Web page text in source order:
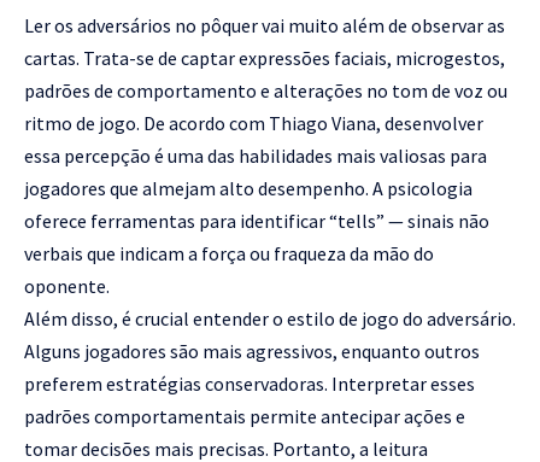
Ler os adversários no pôquer vai muito além de observar as
cartas. Trata-se de captar expressões faciais, microgestos,
padrões de comportamento e alterações no tom de voz ou
ritmo de jogo. De acordo com Thiago Viana, desenvolver
essa percepção é uma das habilidades mais valiosas para
jogadores que almejam alto desempenho. A psicologia
oferece ferramentas para identificar “tells” — sinais não
verbais que indicam a força ou fraqueza da mão do
oponente.
Além disso, é crucial entender o estilo de jogo do adversário.
Alguns jogadores são mais agressivos, enquanto outros
preferem estratégias conservadoras. Interpretar esses
padrões comportamentais permite antecipar ações e
tomar decisões mais precisas. Portanto, a leitura